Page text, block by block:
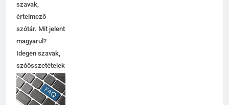
szavak,
értelmező
szótár. Mit jelent
magyarul?
Idegen szavak,
szóösszetételek
jelentése,
magyarázata,
használata,